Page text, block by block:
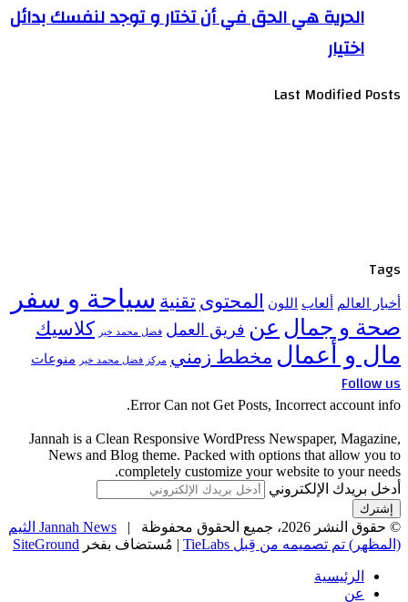
الحرية هي الحق في أن تختار و توجد لنفسك بدائل
اختيار
Last Modified Posts
Tags
أخبار العالم ألعاب اللون المحتوى تقنية سياحة و سفر
صحة و جمال عن فريق العمل فضل محمد خير كلاسيك
مال و أعمال مخطط زمني مركز فضل محمد خير منوعات
Follow us
Error Can not Get Posts, Incorrect account info.
Jannah is a Clean Responsive WordPress Newspaper, Magazine,
News and Blog theme. Packed with options that allow you to
completely customize your website to your needs.
أدخل بريدك الإلكتروني
© حقوق النشر 2026، جميع الحقوق محفوظة |
Jannah News الثيم
(المظهر) تم تصميمه من قِبل TieLabs
| مُستضاف بفخر SiteGround
الرئيسية
عن